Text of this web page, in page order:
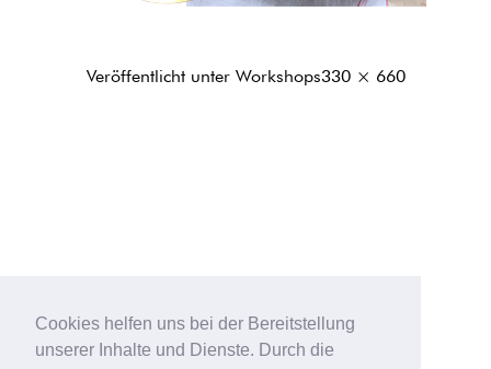
Cookies helfen uns bei der Bereitstellung
unserer Inhalte und Dienste. Durch die
Veröffentlicht unter WorkshopsOriginalgröße
330 × 660